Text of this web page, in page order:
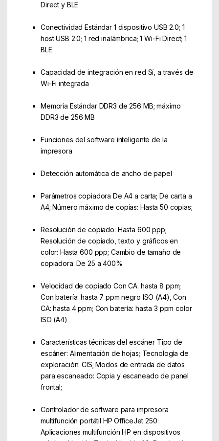
Direct y BLE
Conectividad Estándar 1 dispositivo USB 2.0; 1
host USB 2.0; 1 red inalámbrica; 1 Wi-Fi Direct; 1
BLE
Capacidad de integración en red Sí, a través de
Wi-Fi integrada
Memoria Estándar DDR3 de 256 MB; máximo
DDR3 de 256 MB
Funciones del software inteligente de la
impresora
Detección automática de ancho de papel
Parámetros copiadora De A4 a carta; De carta a
A4; Número máximo de copias: Hasta 50 copias;
Resolución de copiado: Hasta 600 ppp;
Resolución de copiado, texto y gráficos en
color: Hasta 600 ppp; Cambio de tamaño de
copiadora: De 25 a 400%
Velocidad de copiado Con CA: hasta 8 ppm;
Con batería: hasta 7 ppm negro ISO (A4), Con
CA: hasta 4 ppm; Con batería: hasta 3 ppm color
ISO (A4)
Características técnicas del escáner Tipo de
escáner: Alimentación de hojas; Tecnología de
exploración: CIS; Modos de entrada de datos
para escaneado: Copia y escaneado de panel
frontal;
Controlador de software para impresora
multifunción portátil HP OfficeJet 250:
Aplicaciones multifunción HP en dispositivos